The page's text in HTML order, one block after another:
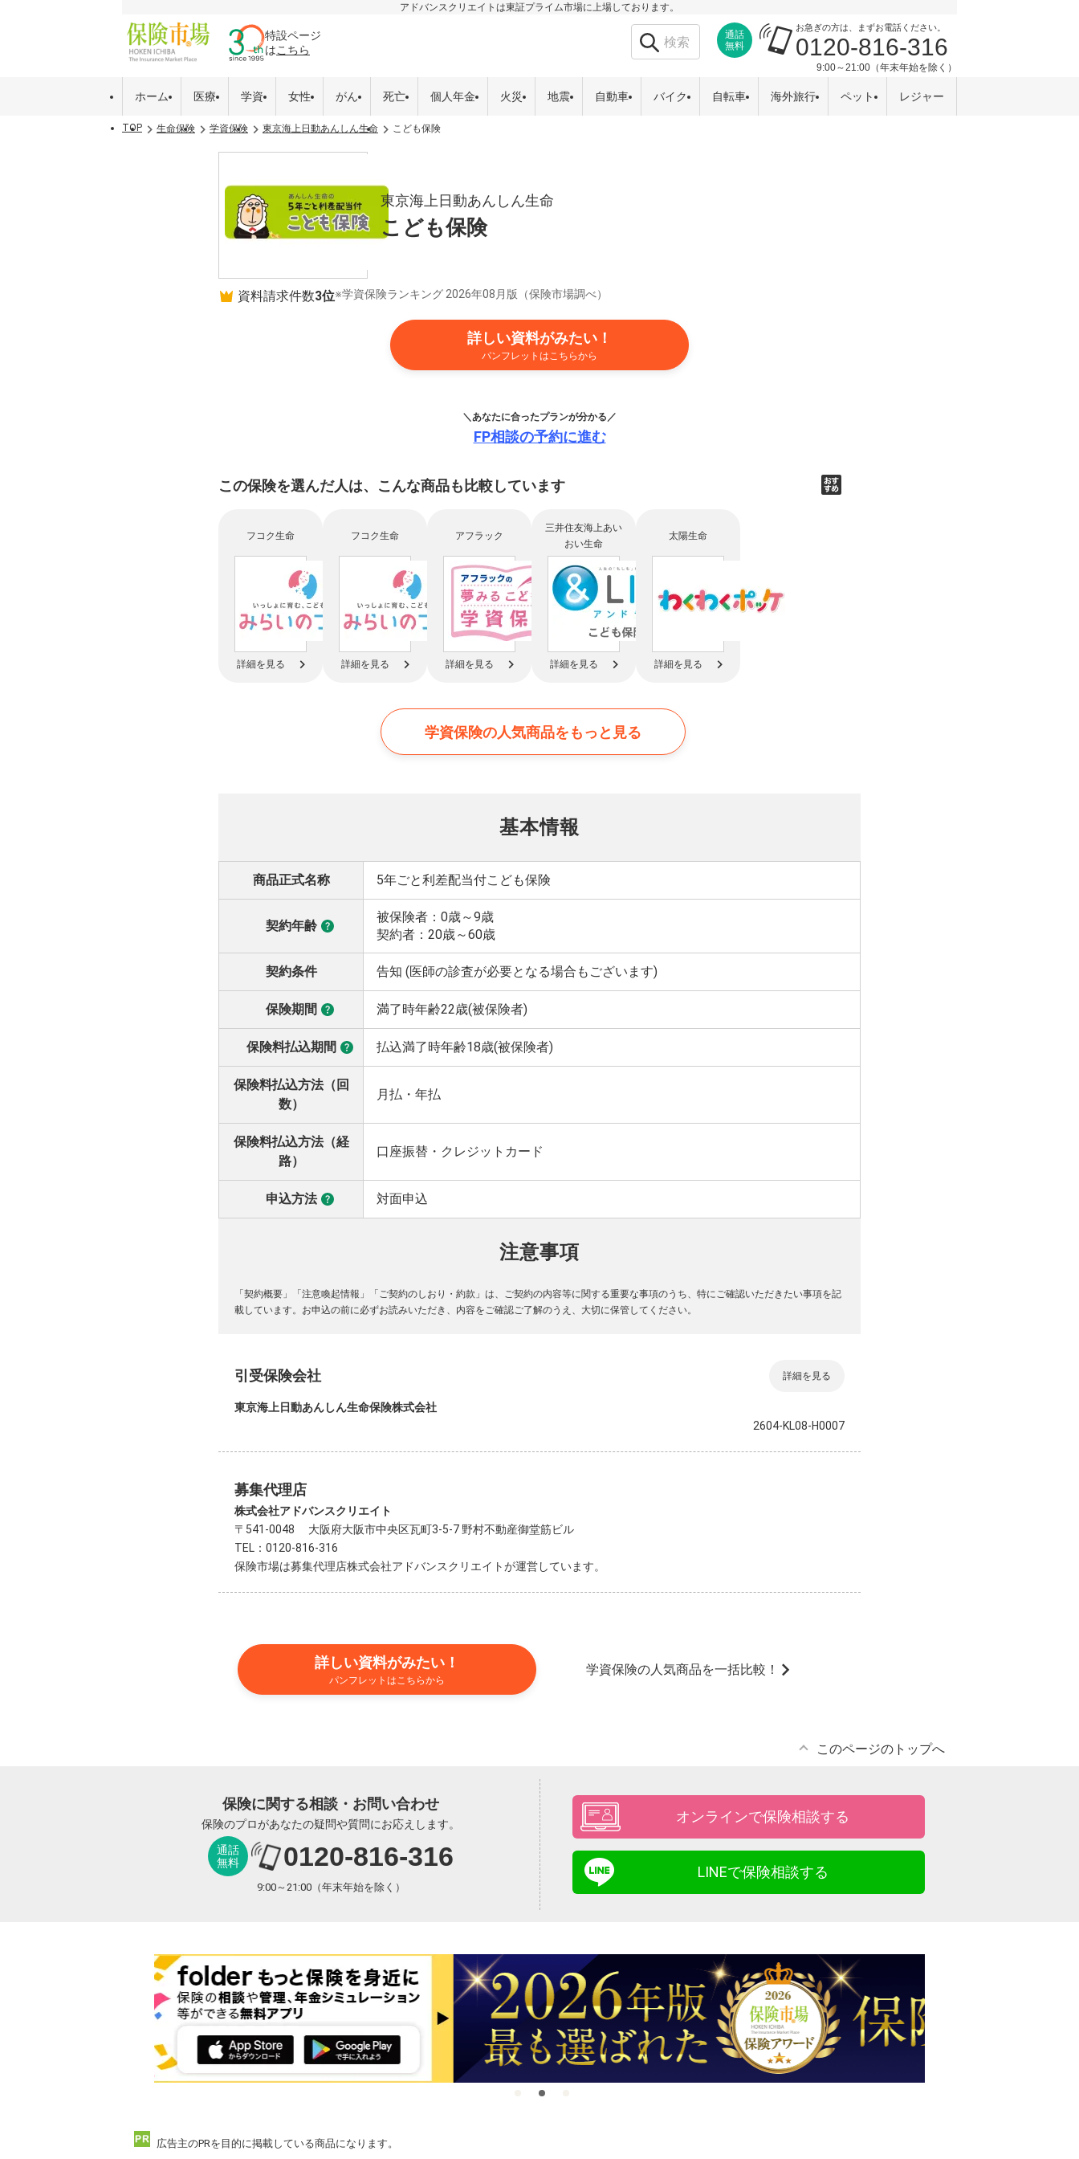
アドバンスクリエイトは東証プライム市場に上場しております。
特設ページ
はこちら
通話
無料
お急ぎの方は、まずお電話ください。
0120-816-316
9:00～21:00（年末年始を除く）
ホーム 医療 学資 女性 がん 死亡 個人年金 火災 地震 自動車 バイク 自転車 海外旅行 ペット レジャー
TOP 生命保険 学資保険 東京海上日動あんしん生命 こども保険
東京海上日動あんしん生命
こども保険
資料請求件数3位※学資保険ランキング2026年08月版（保険市場調べ）
詳しい資料がみたい！
パンフレットはこちらから
＼あなたに合ったプランが分かる／
FP相談の予約に進む
この保険を選んだ人は、 こんな商品も比較しています
フコク生命
詳細を見る
フコク生命
詳細を見る
アフラック
詳細を見る
三井住友海上あい
おい生命
詳細を見る
太陽生命
詳細を見る
学資保険の人気商品をもっと見る
基本情報
商品正式名称 5年ごと利差配当付こども保険
契約年齢
被保険者：0歳～9歳
契約者：20歳～60歳
契約条件 告知 (医師の診査が必要となる場合もございます)
保険期間 満了時年齢22歳(被保険者)
保険料払込期間 払込満了時年齢18歳(被保険者)
保険料払込方法（回
数）
月払・年払
保険料払込方法（経
路）
口座振替・クレジットカード
申込方法 対面申込
注意事項
「契約概要」「注意喚起情報」「ご契約のしおり・約款」は、ご契約の内容等に関する重要な事項のうち、特にご確認いただきたい事項を記
載しています。お申込の前に必ずお読みいただき、内容をご確認ご了解のうえ、大切に保管してください。
引受保険会社 詳細を見る
東京海上日動あんしん生命保険株式会社
2604-KL08-H0007
募集代理店
株式会社アドバンスクリエイト
〒541-0048 大阪府大阪市中央区瓦町3-5-7 野村不動産御堂筋ビル
TEL：0120-816-316
保険市場は募集代理店株式会社アドバンスクリエイトが運営しています。
詳しい資料がみたい！
パンフレットはこちらから
学資保険の人気商品を一括比較！
このページのトップへ
保険に関する相談・お問い合わせ
保険のプロがあなたの疑問や質問にお応えします。
通話
無料
0120-816-316
9:00～21:00（年末年始を除く）
オンラインで保険相談する
LINEで保険相談する
広告主のPRを目的に掲載している商品になります。